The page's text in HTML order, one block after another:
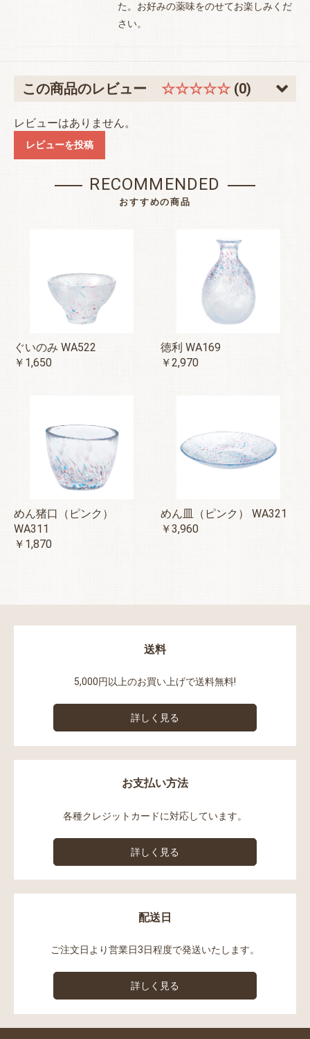
お買い物を続ける
た。お好みの薬味をのせてお楽しみくだ
さい。
この商品のレビュー ☆☆☆☆☆ (0)
レビューはありません。
レビューを投稿
RECOMMENDED
おすすめの商品
ぐいのみ WA522
￥1,650
徳利 WA169
￥2,970
めん猪口（ピンク）
WA311
￥1,870
めん皿（ピンク） WA321
￥3,960
送料
5,000円以上のお買い上げで送料無料!
詳しく見る
お支払い方法
各種クレジットカードに対応しています。
詳しく見る
配送日
ご注文日より営業日3日程度で発送いたします。
詳しく見る